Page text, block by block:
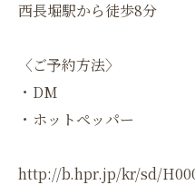
西長堀駅から徒歩8分
〈ご予約方法〉
・DM
・ホットペッパー
http://b.hpr.jp/kr/sd/